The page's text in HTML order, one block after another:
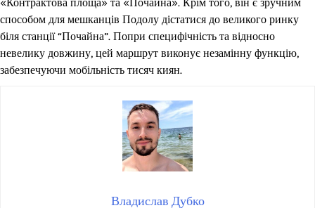
способом для мешканців Подолу дістатися до великого ринку
біля станції “Почайна”. Попри специфічність та відносно
невелику довжину, цей маршрут виконує незамінну функцію,
забезпечуючи мобільність тисяч киян.
Владислав Дубко